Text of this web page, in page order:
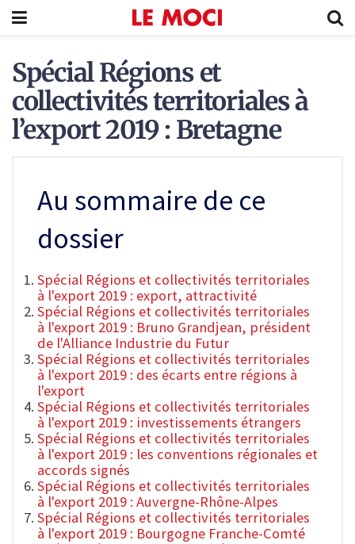
Spécial Régions et
collectivités territoriales à
l’export 2019 : Bretagne
Au sommaire de ce
dossier
Spécial Régions et collectivités territoriales
à l'export 2019 : export, attractivité
Spécial Régions et collectivités territoriales
à l'export 2019 : Bruno Grandjean, président
de l'Alliance Industrie du Futur
Spécial Régions et collectivités territoriales
à l'export 2019 : des écarts entre régions à
l'export
Spécial Régions et collectivités territoriales
à l'export 2019 : investissements étrangers
Spécial Régions et collectivités territoriales
à l'export 2019 : les conventions régionales et
accords signés
Spécial Régions et collectivités territoriales
à l'export 2019 : Auvergne-Rhône-Alpes
Spécial Régions et collectivités territoriales
à l'export 2019 : Bourgogne Franche-Comté